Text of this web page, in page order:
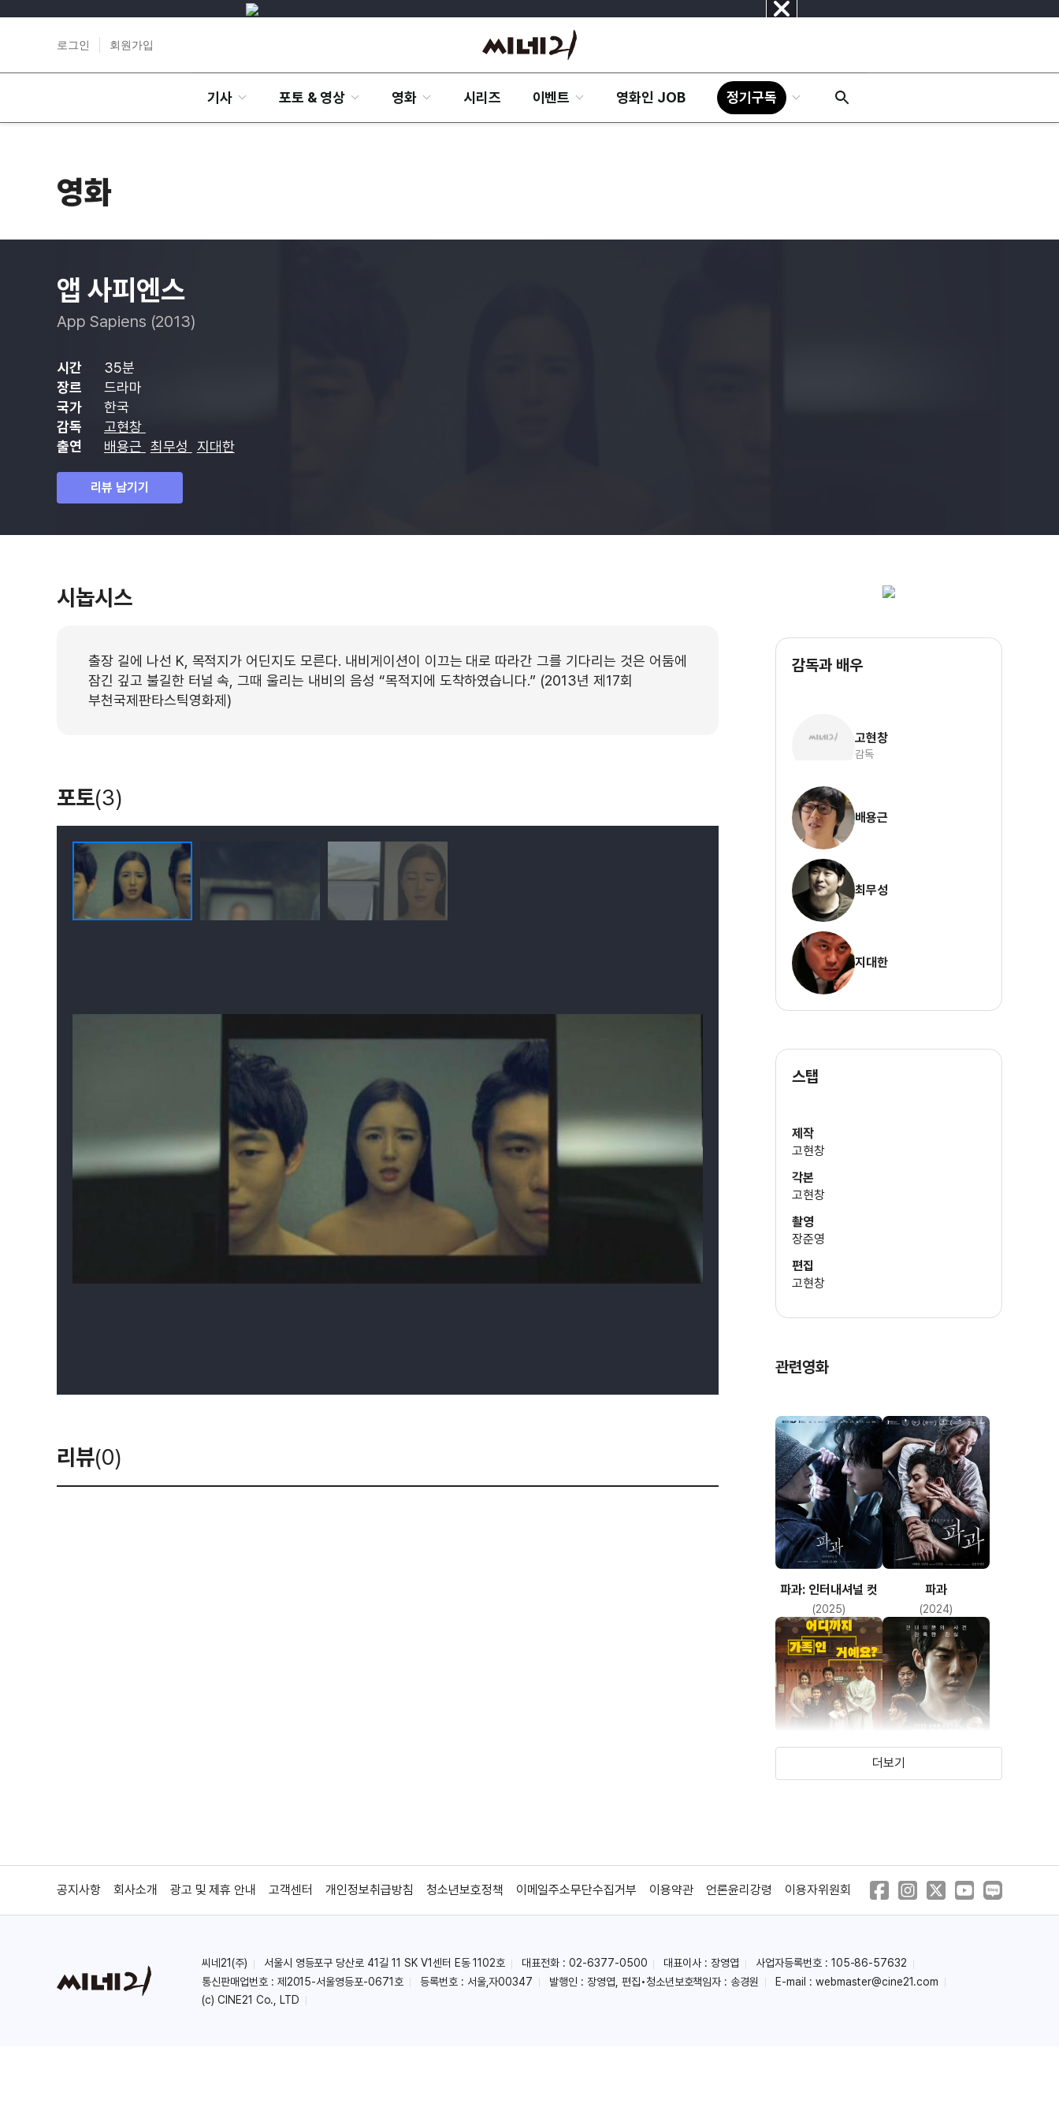
닫
로그인 회원가입
기사 포토 & 영상 영화 시리즈 이벤트 영화인 JOB 정기구독
영화
앱 사피엔스
App Sapiens (2013)
시간
35분
장르
드라마
국가
한국
감독
고현창
출연
배용근 최무성 지대한
리뷰 남기기
시놉시스
출장 길에 나선 K, 목적지가 어딘지도 모른다. 내비게이션이 이끄는 대로 따라간 그를 기다리는 것은 어둠에
잠긴 깊고 불길한 터널 속, 그때 울리는 내비의 음성 “목적지에 도착하였습니다.” (2013년 제17회
부천국제판타스틱영화제)
포토(3)
리뷰(0)
감독과 배우
고현창
감독
배용근
최무성
지대한
스탭
제작
고현창
각본
고현창
촬영
장준영
편집
고현창
관련영화
파과: 인터내셔널 컷
(2025)
파과
(2024)
악인은 너무 많다 2:
더보기
공지사항 회사소개 광고 및 제휴 안내 고객센터 개인정보취급방침 청소년보호정책 이메일주소무단수집거부 이용약관 언론윤리강령 이용자위원회
씨네21(주) 서울시 영등포구 당산로 41길 11 SK V1센터 E동 1102호 대표전화 : 02-6377-0500 대표이사 : 장영엽
사업자등록번호 : 105-86-57632
통신판매업번호 : 제2015-서울영등포-0671호
등록번호 : 서울,자00347 발행인 : 장영엽, 편집•청소년보호책임자 : 송경원 E-mail : webmaster@cine21.com
(c) CINE21 Co., LTD